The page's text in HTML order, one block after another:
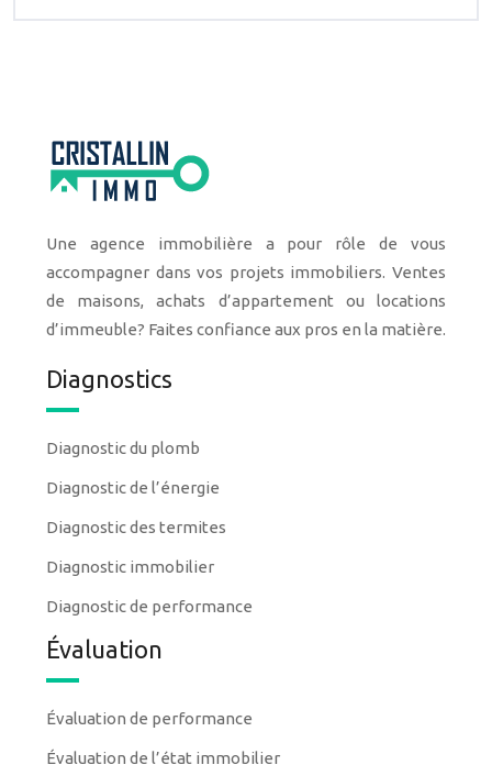
Une agence immobilière a pour rôle de vous
accompagner dans vos projets immobiliers. Ventes
de maisons, achats d’appartement ou locations
d’immeuble? Faites confiance aux pros en la matière.
Diagnostics
Diagnostic du plomb
Diagnostic de l’énergie
Diagnostic des termites
Diagnostic immobilier
Diagnostic de performance
Évaluation
Évaluation de performance
Évaluation de l’état immobilier